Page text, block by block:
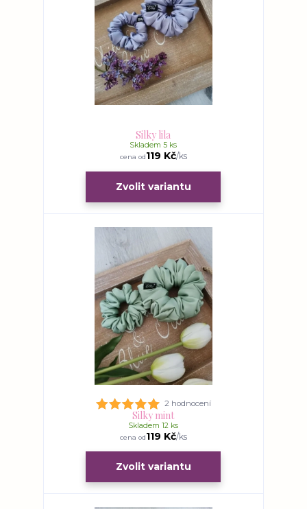
Silky lila
cena od119 Kč/ks
Skladem 5 ks
Zvolit variantu
2 hodnocení
Silky mint
cena od119 Kč/ks
Skladem 12 ks
Zvolit variantu